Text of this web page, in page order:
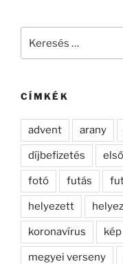
CÍMKÉK
advent arany
díjbefizetés első
fotó futás
helyezett
koronavírus kép
megyei verseny